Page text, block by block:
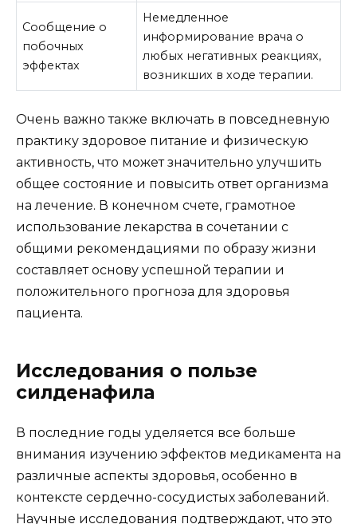
Сообщение о
побочных
эффектах
Немедленное
информирование врача о
любых негативных реакциях,
возникших в ходе терапии.
Очень важно также включать в повседневную
практику здоровое питание и физическую
активность, что может значительно улучшить
общее состояние и повысить ответ организма
на лечение. В конечном счете, грамотное
использование лекарства в сочетании с
общими рекомендациями по образу жизни
составляет основу успешной терапии и
положительного прогноза для здоровья
пациента.
Исследования о пользе
силденафила
В последние годы уделяется все больше
внимания изучению эффектов медикамента на
различные аспекты здоровья, особенно в
контексте сердечно-сосудистых заболеваний.
Научные исследования подтверждают, что это